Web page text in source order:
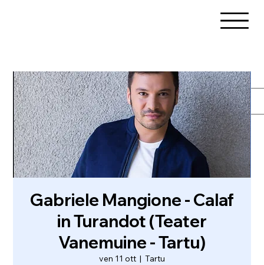
Gabriele Mangione - Calaf
in Turandot (Teater
Vanemuine - Tartu)
ven 11 ott
  |
Tartu